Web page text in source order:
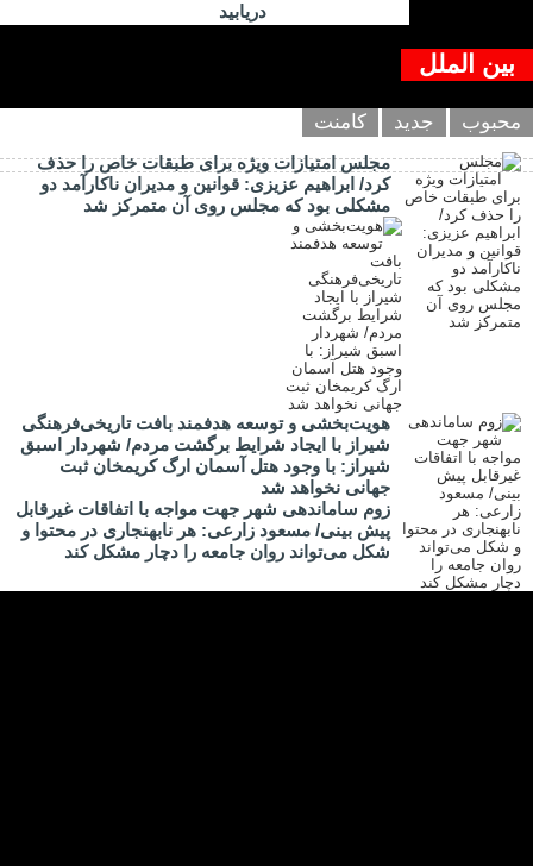
دریابید
بین الملل
محبوب جدید کامنت
مجلس امتیازات ویژه برای طبقات خاص را حذف
کرد/ ابراهیم عزیزی: قوانین و مدیران ناکارآمد دو
مشکلی بود که مجلس روی آن متمرکز شد
هویت‌بخشی و توسعه هدفمند بافت تاریخی‌فرهنگی
شیراز با ایجاد شرایط برگشت مردم/ شهردار اسبق
شیراز: با وجود هتل آسمان ارگ کریمخان ثبت
جهانی نخواهد شد
زوم ساماندهی شهر جهت مواجه با اتفاقات غیرقابل
پیش بینی/ مسعود زارعی: هر نابهنجاری در محتوا و
شکل می‌تواند روان جامعه را دچار مشکل کند